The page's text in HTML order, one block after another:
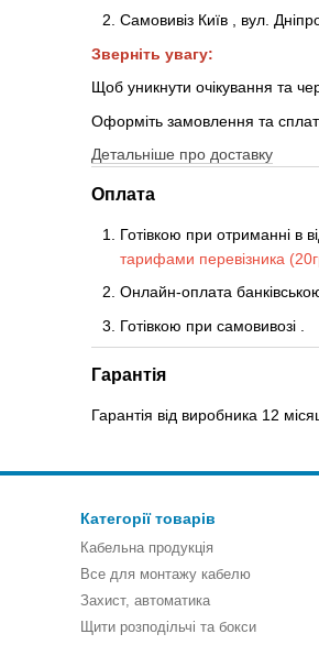
Самовивіз Київ , вул.
Зверніть увагу:
Щоб уникнути очікування та
Оформіть замовлення та
Детальніше про доставку
Оплата
Готівкою при отриманні в
тарифами перевізника
Онлайн-оплата
Готівкою при самовивозі
Гарантія
Гарантія від виробника 12
Категорії товарів
Кабельна продукція
Все для монтажу кабелю
Захист, автоматика
Щити розподільчі та бокси